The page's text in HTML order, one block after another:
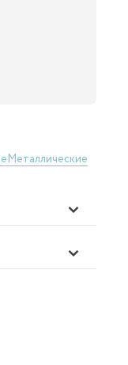
Металлические